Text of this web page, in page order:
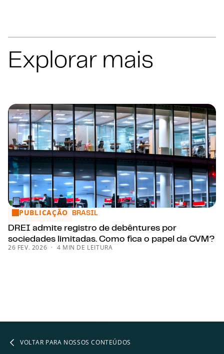
Explorar mais
DREI admite registro de debêntures por sociedades
PUBLICAÇÃO BRASIL
DREI admite registro de debêntures por
sociedades limitadas. Como fica o papel da CVM?
26 FEV. 2026 4 MIN DE LEITURA
VOLTAR PARA NOSSOS CONTEÚDOS